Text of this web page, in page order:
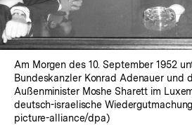
Am Morgen des 10. September 1952
Bundeskanzler Konrad Adenauer und
Außenminister Moshe Sharett im
deutsch-israelische
picture-alliance/dpa)